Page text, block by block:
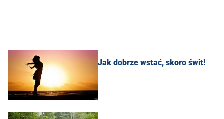
Jak dobrze wstać, skoro świt!